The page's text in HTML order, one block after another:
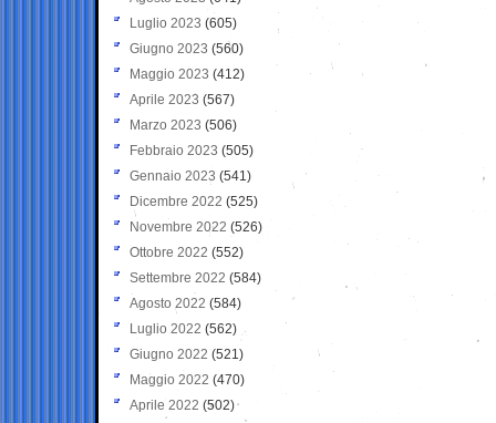
Luglio 2023 (605)
Giugno 2023 (560)
Maggio 2023 (412)
Aprile 2023 (567)
Marzo 2023 (506)
Febbraio 2023 (505)
Gennaio 2023 (541)
Dicembre 2022 (525)
Novembre 2022 (526)
Ottobre 2022 (552)
Settembre 2022 (584)
Agosto 2022 (584)
Luglio 2022 (562)
Giugno 2022 (521)
Maggio 2022 (470)
Aprile 2022 (502)